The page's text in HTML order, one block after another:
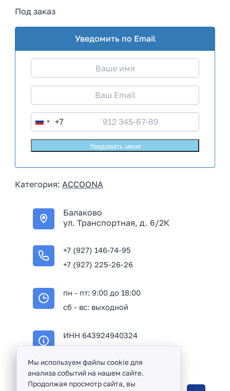
Под заказ
Уведомить по Email
R
u
s
a
7
+7
Категория: ACCOONA
Балаково
ул. Транспортная, д. 6/2К
+7 (927) 146-74-95
+7 (927) 225-26-26
пн - пт: 9:00 до 18:00
сб - вс: выходной
ИНН 643924940324
Мы используем файлы cookie для
анализа событий на нашем сайте.
Продолжая просмотр сайта, вы